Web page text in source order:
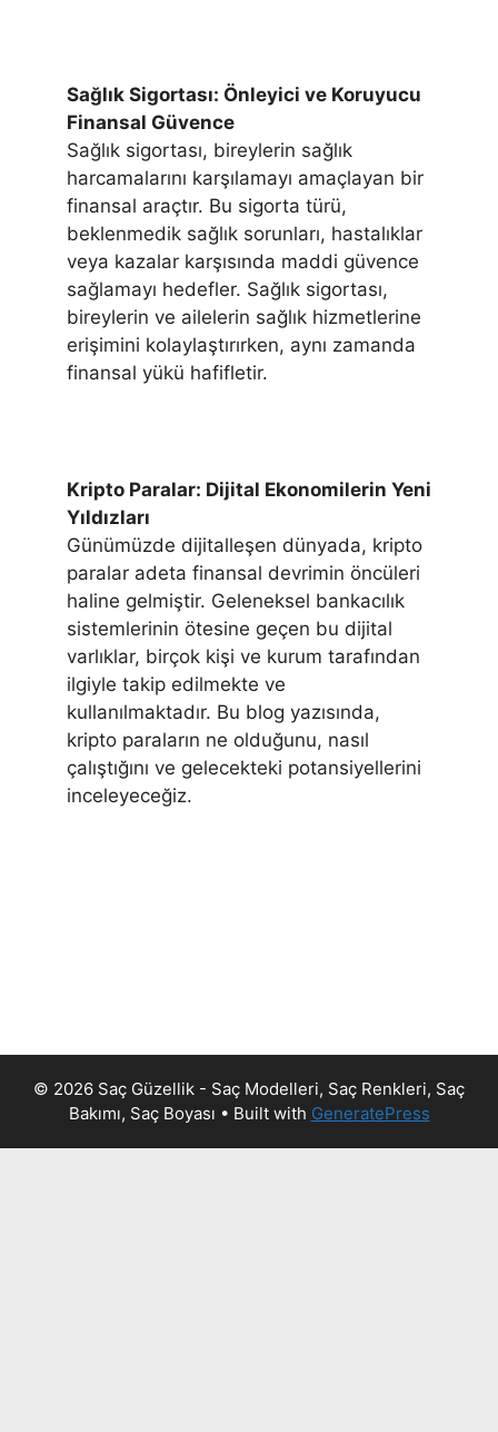
Sağlık Sigortası: Önleyici ve Koruyucu
Finansal Güvence
Sağlık sigortası, bireylerin sağlık
harcamalarını karşılamayı amaçlayan bir
finansal araçtır. Bu sigorta türü,
beklenmedik sağlık sorunları, hastalıklar
veya kazalar karşısında maddi güvence
sağlamayı hedefler. Sağlık sigortası,
bireylerin ve ailelerin sağlık hizmetlerine
erişimini kolaylaştırırken, aynı zamanda
finansal yükü hafifletir.
Kripto Paralar: Dijital Ekonomilerin Yeni
Yıldızları
Günümüzde dijitalleşen dünyada, kripto
paralar adeta finansal devrimin öncüleri
haline gelmiştir. Geleneksel bankacılık
sistemlerinin ötesine geçen bu dijital
varlıklar, birçok kişi ve kurum tarafından
ilgiyle takip edilmekte ve
kullanılmaktadır. Bu blog yazısında,
kripto paraların ne olduğunu, nasıl
çalıştığını ve gelecekteki potansiyellerini
inceleyeceğiz.
© 2026 Saç Güzellik - Saç Modelleri, Saç Renkleri, Saç
Bakımı, Saç Boyası • Built with GeneratePress